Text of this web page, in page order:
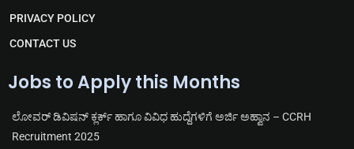
PRIVACY POLICY
CONTACT US
Jobs to Apply this Months
ಲೋವರ್ ಡಿವಿಷನ್ ಕ್ಲರ್ಕ್ ಹಾಗೂ ವಿವಿಧ ಹುದ್ದೆಗಳಿಗೆ ಅರ್ಜಿ ಅಹ್ವಾನ – CCRH
Recruitment 2025